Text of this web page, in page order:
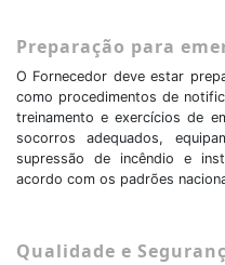
Preparação para
O Fornecedor deve estar
como procedimentos de
treinamento e exercícios de
socorros adequados,
supressão de incêndio e
acordo com os padrões
Qualidade e